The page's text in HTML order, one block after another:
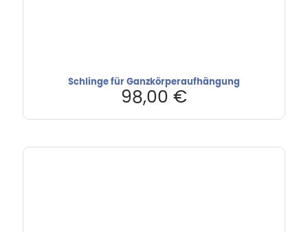
Schlinge für Ganzkörperaufhängung
98,00 €